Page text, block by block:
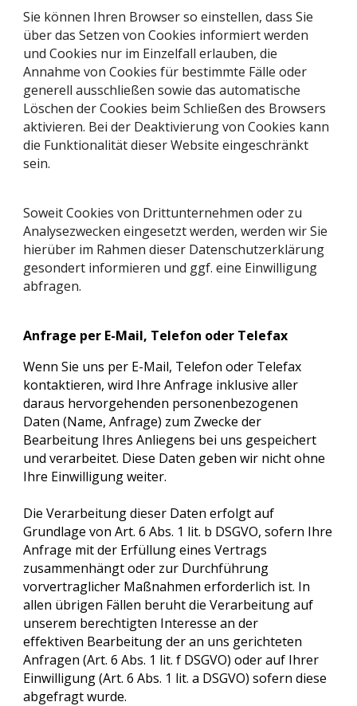
Sie können Ihren Browser so einstellen, dass Sie
über das Setzen von Cookies informiert werden
und Cookies nur im Einzelfall erlauben, die
Annahme von Cookies für bestimmte Fälle oder
generell ausschließen sowie das automatische
Löschen der Cookies beim Schließen des Browsers
aktivieren. Bei der Deaktivierung von Cookies kann
die Funktionalität dieser Website eingeschränkt
sein.
Soweit Cookies von Drittunternehmen oder zu
Analysezwecken eingesetzt werden, werden wir Sie
hierüber im Rahmen dieser Datenschutzerklärung
gesondert informieren und ggf. eine Einwilligung
abfragen.
Anfrage per E-Mail, Telefon oder Telefax
Wenn Sie uns per E-Mail, Telefon oder Telefax
kontaktieren, wird Ihre Anfrage inklusive aller
daraus hervorgehenden personenbezogenen
Daten (Name, Anfrage) zum Zwecke der
Bearbeitung Ihres Anliegens bei uns gespeichert
und verarbeitet. Diese Daten geben wir nicht ohne
Ihre Einwilligung weiter.
Die Verarbeitung dieser Daten erfolgt auf
Grundlage von Art. 6 Abs. 1 lit. b DSGVO, sofern Ihre
Anfrage mit der Erfüllung eines Vertrags
zusammenhängt oder zur Durchführung
vorvertraglicher Maßnahmen erforderlich ist. In
allen übrigen Fällen beruht die Verarbeitung auf
unserem berechtigten Interesse an der
effektiven Bearbeitung der an uns gerichteten
Anfragen (Art. 6 Abs. 1 lit. f DSGVO) oder auf Ihrer
Einwilligung (Art. 6 Abs. 1 lit. a DSGVO) sofern diese
abgefragt wurde.